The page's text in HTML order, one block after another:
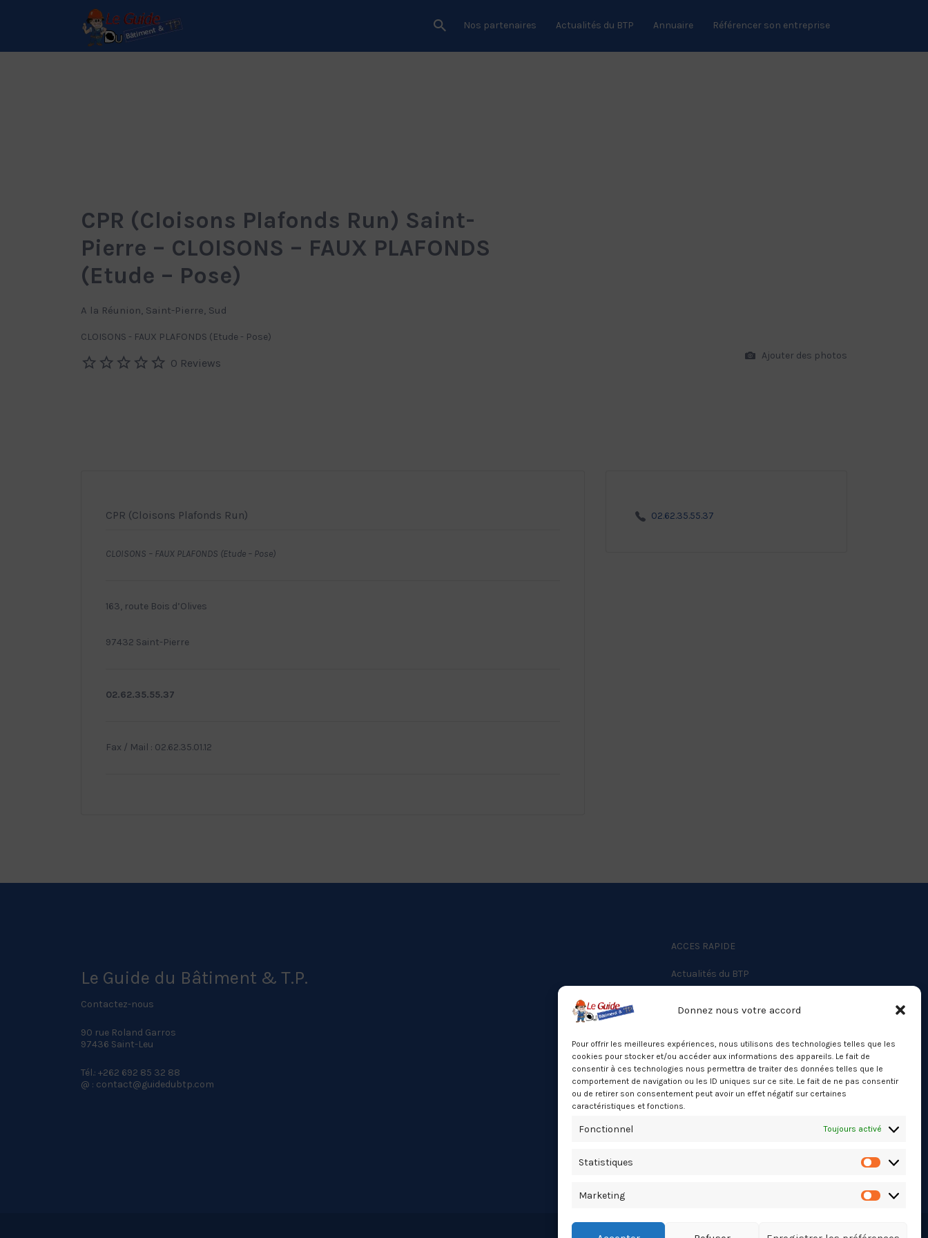
Donnez nous votre accord
Pour offrir les meilleures expériences, nous utilisons des technologies telles que les
cookies pour stocker et/ou accéder aux informations des appareils. Le fait de
consentir à ces technologies nous permettra de traiter des données telles que le
comportement de navigation ou les ID uniques sur ce site. Le fait de ne pas consentir
ou de retirer son consentement peut avoir un effet négatif sur certaines
caractéristiques et fonctions.
Fonctionnel Toujours activé
Statistiques
Marketing Marketing
Nos partenaires Actualités du BTP Annuaire Référencer son entreprise
Rechercher:
CPR (Cloisons Plafonds Run) Saint-
Pierre – CLOISONS – FAUX PLAFONDS
(Etude – Pose)
A la Réunion, Saint-Pierre, Sud
CLOISONS - FAUX PLAFONDS (Etude - Pose)
0 Reviews
Ajouter des photos
CPR (Cloisons Plafonds Run)
CLOISONS – FAUX PLAFONDS (Etude – Pose)
163, route Bois d’Olives
97432 Saint-Pierre
02.62.35.55.37
Fax / Mail : 02.62.35.01.12
02.62.35.55.37
Le Guide du Bâtiment & T.P.
Contactez-nous
90 rue Roland Garros
97436 Saint-Leu
Tél.: +262 692 85 32 88
@ : contact@guidedubtp.com
ACCES RAPIDE
Actualités du BTP
Mentions légales
Nos partenaires
Politique de confidentialité